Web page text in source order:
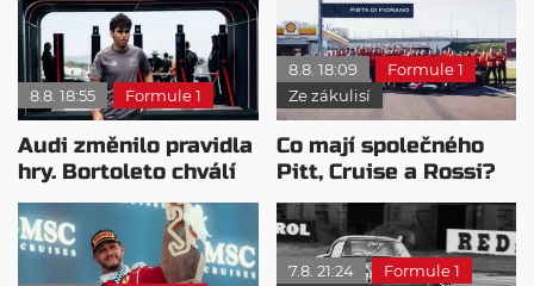
8.8. 18:55 Formule 1
Audi změnilo pravidla
hry. Bortoleto chválí
nový tým i jeho
mentalitu
8.8. 18:09
Formule 1
Ze zákulisí
Co mají společného
Pitt, Cruise a Rossi?
Všichni řídili
monopost F1
7.8. 21:24
Formule 1